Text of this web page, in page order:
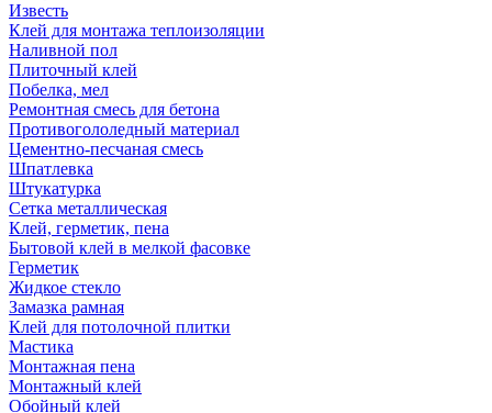
Известь
Клей для монтажа теплоизоляции
Наливной пол
Плиточный клей
Побелка, мел
Ремонтная смесь для бетона
Противогололедный материал
Цементно-песчаная смесь
Шпатлевка
Штукатурка
Сетка металлическая
Клей, герметик, пена
Бытовой клей в мелкой фасовке
Герметик
Жидкое стекло
Замазка рамная
Клей для потолочной плитки
Мастика
Монтажная пена
Монтажный клей
Обойный клей